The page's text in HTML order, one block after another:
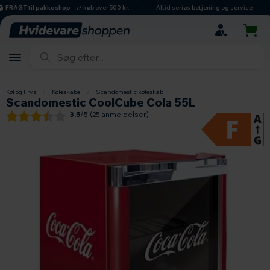
hovedindhold
søgning
navigation
indkøbskurv
til pakkeshop– v/ køb over 500 kr. Altid seriøs betjening og service
Køl og Frys Køleskabe Scandomestic køleskab
Scandomestic CoolCube Cola 55L
3.5/5 (25 anmeldelser)